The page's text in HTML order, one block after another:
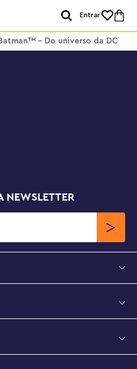
Entrar
– Do universo da DC
NEWSLETTER